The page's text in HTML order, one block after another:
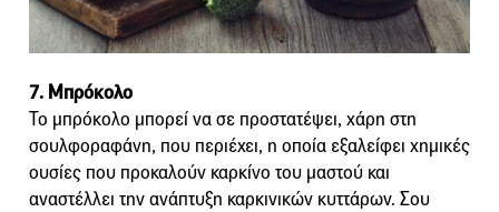
7. Μπρόκολο
Το μπρόκολο μπορεί να σε προστατέψει, χάρη στη
σουλφοραφάνη, που περιέχει, η οποία εξαλείφει χημικές
ουσίες που προκαλούν καρκίνο του μαστού και
αναστέλλει την ανάπτυξη καρκινικών κυττάρων. Σου